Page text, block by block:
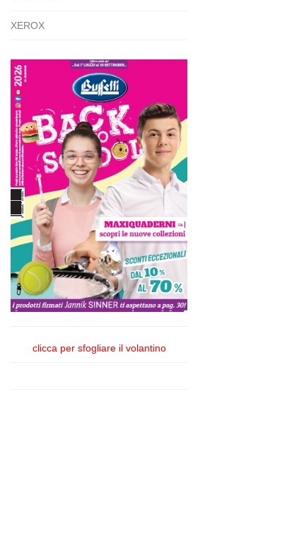
XEROX
clicca per sfogliare il volantino